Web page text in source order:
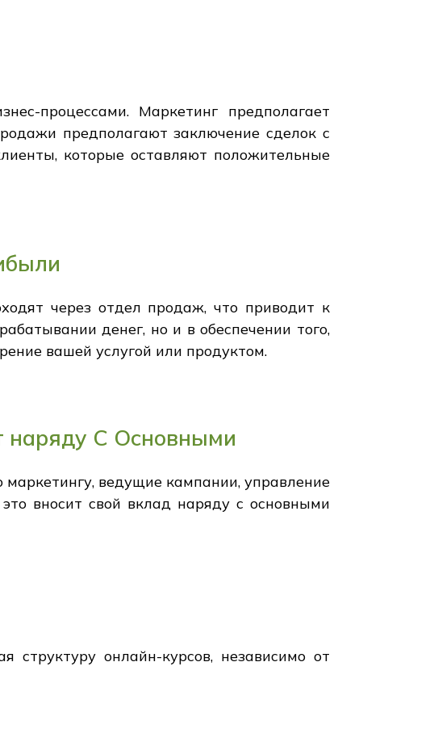
процессами. Маркетинг предполагает
предполагают заключение сделок с
которые оставляют положительные
через отдел продаж, что приводит к
денег, но и в обеспечении того,
вашей услугой или продуктом.
наряду С Основными
ведущие кампании, управление
вносит свой вклад наряду с основными
структуру онлайн-курсов, независимо от